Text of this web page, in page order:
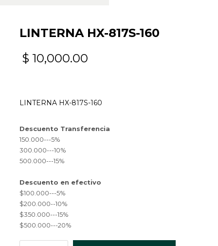
LINTERNA HX-817S-160
$ 10,000.00
LINTERNA HX-817S-160
Descuento Transferencia
150.000---5%
300.000---10%
500.000---15%
Descuento en efectivo
$100.000---5%
$200.000--10%
$350.000---15%
$500.000---20%